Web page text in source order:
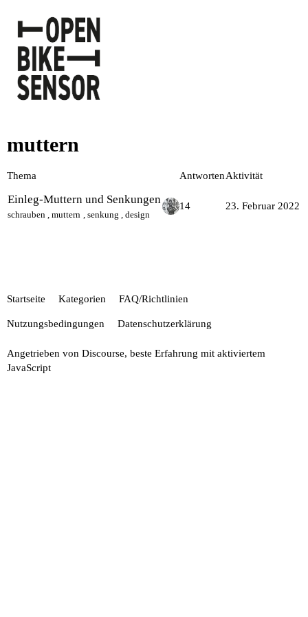
muttern
Thema AntwortenAktivität
Einleg-Muttern und Senkungen
schrauben ,muttern , senkung , design
14 23. Februar 2022
Startseite Kategorien FAQ/Richtlinien
Nutzungsbedingungen Datenschutzerklärung
Angetrieben von Discourse, beste Erfahrung mit aktiviertem
JavaScript